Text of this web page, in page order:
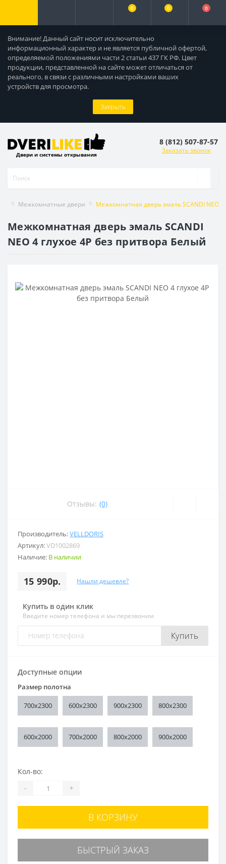
Внимание! Данный сайт носит исключительно
информационный характер и не является публичной офертой,
определяемой положениями части 2 статьи 437 ГК РФ. Цвет
продукции, представленной на сайте может отличаться от
реального, в связи с различными настройками ваших
устройств для просмотра.
Закрыть
0 0 0
Двери и системы открывания
8 (812) 507-87-57
Заказать звонок
Межкомнатные двери Межкомнатная дверь эмаль SCANDI NEO 4
Межкомнатная дверь эмаль SCANDI
NEO 4 глухое 4P без притвора Белый
Отзывы: (0)
Производитель:VELLDORIS
Артикул:VD1002869
Наличие: В наличии
15 990р. Нашли дешевле?
Купить в один клик
Введите номер телефона и мы перезвоним
Купить
Доступные опции
Размер полотна
700x2300 600x2300 900x2300 800x2300
600x2000 700x2000 800x2000 900x2000
Кол-во:
- +
В КОРЗИНУ
БЫСТРЫЙ ЗАКАЗ